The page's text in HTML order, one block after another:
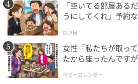
「見てほしいものがあって」
夫はしばらく無言でページをめく
稿ページで手が止まった。
「……これ、返済期限の翌月じゃな
「空いてる部屋ある
うにしてくれ」予約
一変
GLAM
女性「私たちが取っ
たから座ったんです
ベビーカレンダー